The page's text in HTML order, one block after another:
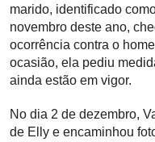
marido, identificado
novembro deste ano,
ocorrência contra o
ocasião, ela pediu
ainda estão em vigor.
No dia 2 de dezembro,
de Elly e encaminhou